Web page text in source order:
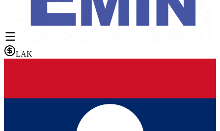
LAK